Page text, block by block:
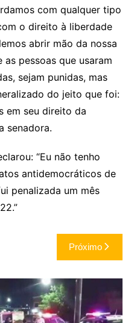
com qualquer tipo
o direito à liberdade
abrir mão da nossa
pessoas que usaram
sejam punidas, mas
do jeito que foi:
em seu direito da
senadora.
“Eu não tenho
antidemocráticos de
penalizada um mês
Próximo